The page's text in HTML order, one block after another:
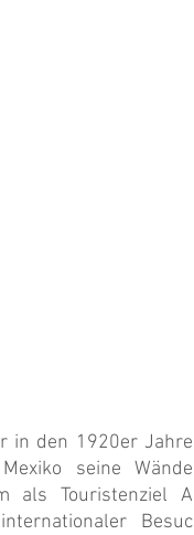
in den 1920er
seine
als Touristenziel